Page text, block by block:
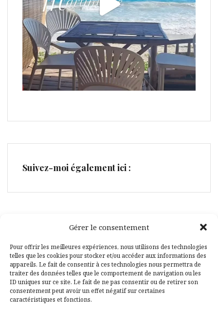
Gérer le consentement
Pour offrir les meilleures expériences, nous utilisons des technologies
telles que les cookies pour stocker et/ou accéder aux informations des
appareils. Le fait de consentir à ces technologies nous permettra de
traiter des données telles que le comportement de navigation ou les
ID uniques sur ce site. Le fait de ne pas consentir ou de retirer son
consentement peut avoir un effet négatif sur certaines
caractéristiques et fonctions.
Suivez-moi également ici :
Facebook
Pinterest